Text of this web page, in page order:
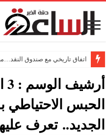
اتفاق تاريخي مع صندوق النقد…مصر تقترب من صرف 2.7
أرشيف الوسم :
الحبس الاحتياطي
الجديد.. تعرف